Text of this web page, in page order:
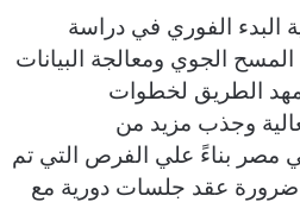
البدء الفوري في دراسة
الجوي ومعالجة البيانات
يمهد الطريق لخطوات
وجذب مزيد من
مصر بناءً علي الفرص التي تم
ضرورة عقد جلسات دورية مع